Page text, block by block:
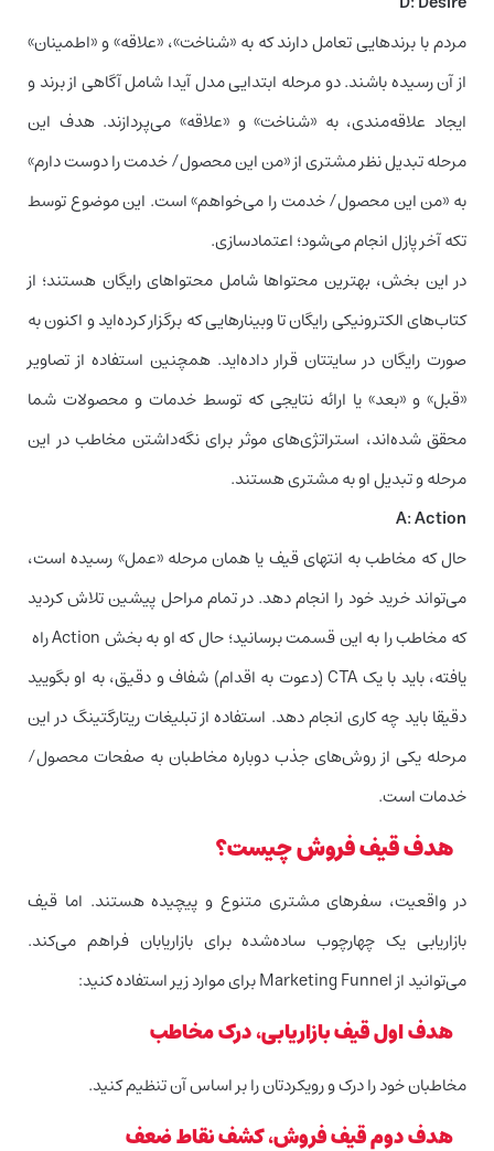
مردم با برندهایی تعامل دارند که به «شناخت»، «علاقه» و «اطمینان»
از آن رسیده باشند. دو مرحله ابتدایی مدل آیدا شامل آگاهی از برند و
ایجاد علاقه‌مندی، به «شناخت» و «علاقه» می‌پردازند. هدف این
مرحله تبدیل نظر مشتری از «من این محصول/ خدمت را دوست دارم»
به «من این محصول/ خدمت را می‌خواهم» است. این موضوع توسط
تکه آخر پازل انجام می‌شود؛ اعتمادسازی.
در این بخش، بهترین محتواها شامل محتواهای رایگان هستند؛ از
کتاب‌های الکترونیکی رایگان تا وبینارهایی که برگزار کرده‌اید و اکنون به
صورت رایگان در سایتتان قرار داده‌اید. همچنین استفاده از تصاویر
«قبل» و «بعد» یا ارائه نتایجی که توسط خدمات و محصولات شما
محقق شده‌اند، استراتژی‌های موثر برای نگه‌داشتن مخاطب در این
مرحله و تبدیل او به مشتری هستند.
A: Action
حال که مخاطب به انتهای قیف یا همان مرحله «عمل» رسیده است،
می‌تواند خرید خود را انجام دهد. در تمام مراحل پیشین تلاش کردید
که مخاطب را به این قسمت برسانید؛ حال که او به بخش Action راه
یافته، باید با یک CTA (دعوت به اقدام) شفاف و دقیق، به او بگویید
دقیقا باید چه کاری انجام دهد. استفاده از تبلیغات ریتارگتینگ در این
مرحله یکی از روش‌های جذب دوباره مخاطبان به صفحات محصول/
خدمات است.
هدف قیف فروش چیست؟
در واقعیت، سفرهای مشتری متنوع و پیچیده هستند. اما قیف
بازاریابی یک چهارچوب ساده‌شده برای بازاریابان فراهم می‌کند.
می‌توانید از Marketing Funnel برای موارد زیر استفاده کنید:
هدف اول قیف بازاریابی، درک مخاطب
مخاطبان خود را درک و رویکردتان را بر اساس آن تنظیم کنید.
هدف دوم قیف فروش، کشف نقاط ضعف